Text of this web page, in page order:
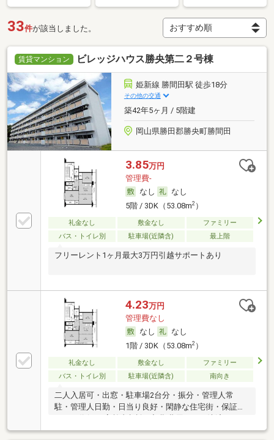
33件が該当しました。
賃貸マンション ビレッジハウス勝央第二２号棟
姫新線 勝間田駅 徒歩18分
その他の交通
築42年5ヶ月 / 5階建
岡山県勝田郡勝央町勝間田
3.85万円
管理費-
なし
なし
5階 / 3DK（53.08m2）
礼金なし 敷金なし
ファミリー
バス・トイレ別
駐車場(近隣含) 最上階
フリーレント1ヶ月最大3万円引越サポートあり
4.23万円
管理費なし
なし
なし
1階 / 3DK（53.08m2）
礼金なし 敷金なし
ファミリー
バス・トイレ別
駐車場(近隣含) 南向き
二人入居可・出窓・駐車場2台分・振分・管理人常
駐・管理人日勤・日当り良好・閑静な住宅街・保証人